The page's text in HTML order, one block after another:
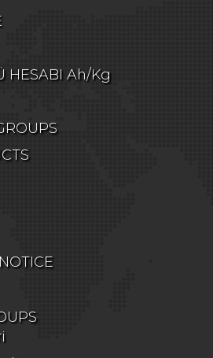
HESABI Ah/Kg